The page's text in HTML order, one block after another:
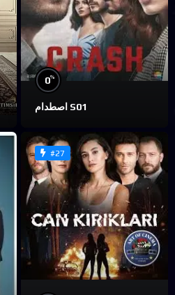
0%
اصطدام S01
#27